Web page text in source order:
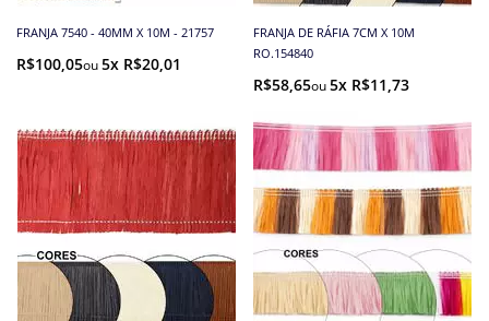
FRANJA 7540 - 40MM X 10M - 21757
R$100,05 5x R$20,01
FRANJA DE RÁFIA 7CM X 10M
RO.154840
R$58,65 5x R$11,73